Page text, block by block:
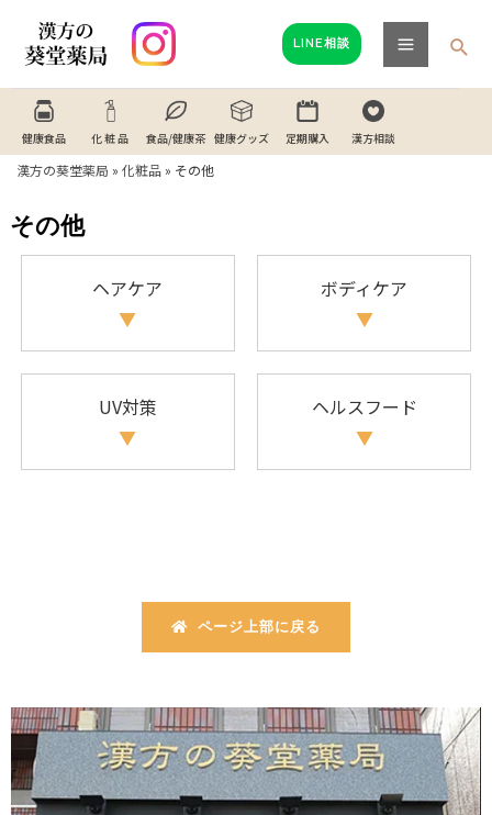
LINE相談
Main
Menu
検
健康食品 化 粧 品 食品/健康茶 健康グッズ 定期購入 漢方相談
漢方の葵堂薬局 » 化粧品 » その他
その他
ヘアケア ボディケア
UV対策 ヘルスフード
ページ上部に戻る